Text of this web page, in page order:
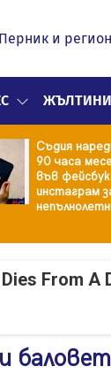
и
ЖЪЛТИНИ
Съдия
90 часа
във фейсбук
инстаграм
From A